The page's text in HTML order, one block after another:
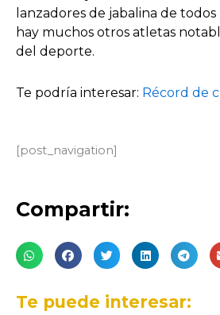
lanzadores de jabalina de
hay muchos otros atletas
del deporte.
Te podría interesar: Récord de
[post_navigation]
Compartir:
Te puede interesar: